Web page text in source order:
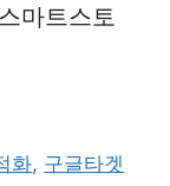
마트스토
화, 구글타겟